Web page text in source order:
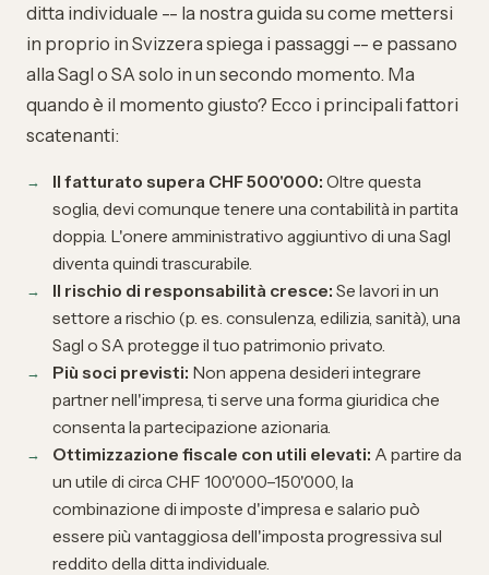
ditta individuale -- la nostra guida su come mettersi
in proprio in Svizzeraspiega i passaggi -- e passano
alla Sagl o SA solo in un secondo momento. Ma
quando è il momento giusto? Ecco i principali fattori
scatenanti:
Il fatturato supera CHF 500'000: Oltre questa
soglia, devi comunque tenere una contabilità in partita
doppia. L'onere amministrativo aggiuntivo di una Sagl
diventa quindi trascurabile.
Il rischio di responsabilità cresce: Se lavori in un
settore a rischio (p. es. consulenza, edilizia, sanità), una
Sagl o SA protegge il tuo patrimonio privato.
Più soci previsti: Non appena desideri integrare
partner nell'impresa, ti serve una forma giuridica che
consenta la partecipazione azionaria.
Ottimizzazione fiscale con utili elevati: A partire da
un utile di circa CHF 100'000–150'000, la
combinazione di imposte d'impresa e salario può
essere più vantaggiosa dell'imposta progressiva sul
reddito della ditta individuale.